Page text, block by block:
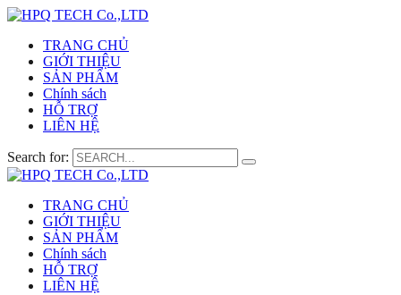
TRANG CHỦ
GIỚI THIỆU
SẢN PHẨM
Chính sách
HỖ TRỢ
LIÊN HỆ
Search for:
TRANG CHỦ
GIỚI THIỆU
SẢN PHẨM
Chính sách
HỖ TRỢ
LIÊN HỆ